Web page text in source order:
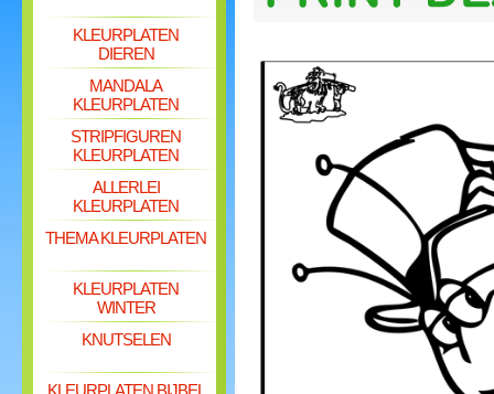
KLEURPLATEN
DIEREN
MANDALA
KLEURPLATEN
STRIPFIGUREN
KLEURPLATEN
ALLERLEI
KLEURPLATEN
THEMA KLEURPLATEN
KLEURPLATEN
WINTER
KNUTSELEN
KLEURPLATEN BIJBEL